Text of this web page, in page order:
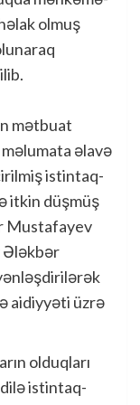
olmuş
mətbuat
əlavə
istintaq-
itkin düşmüş
Mustafayev
Ələkbər
aidiyyəti üzrə
olduqları
istintaq-